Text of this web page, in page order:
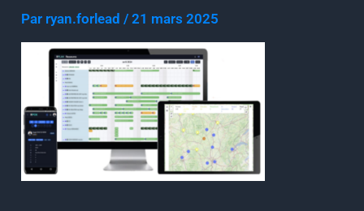
Par ryan.forlead/21 mars 2025